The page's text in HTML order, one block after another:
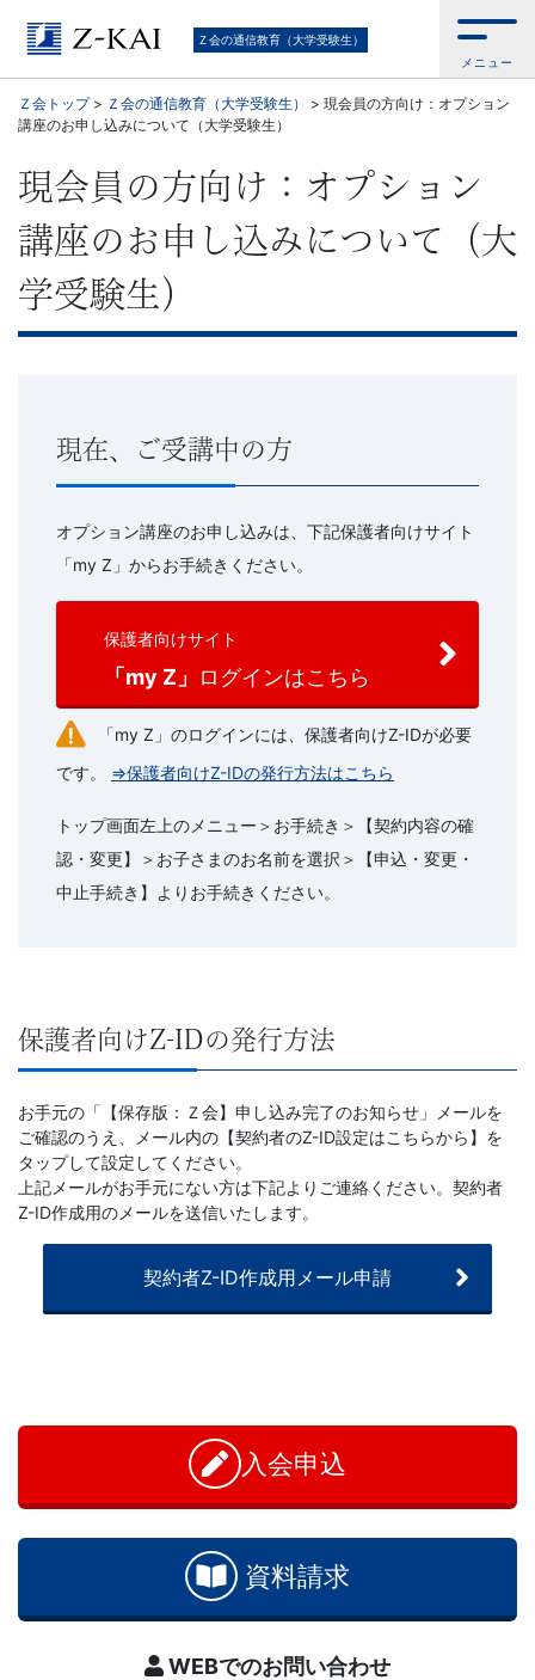
Ｚ
会
の
通
信
教
（大
高
3
生・
高
の
座
Ｚ会の通信教育（大学受験生）
メニュー
Ｚ会トップ> Ｚ会の通信教育（大学受験生） > 現会員の方向け：オプション
講座のお申し込みについて（大学受験生）
現会員の方向け：オプション
講座のお申し込みについて（大
学受験生）
現在、ご受講中の方
オプション講座のお申し込みは、下記保護者向けサイト
「my Z」からお手続きください。
保護者向けサイト
「my Z」 ログインはこちら
「my Z」のログインには、保護者向けZ-IDが必要
です。 ⇒保護者向けZ-IDの発行方法はこちら
トップ画面左上のメニュー＞お手続き＞【契約内容の確
認・変更】＞お子さまのお名前を選択＞【申込・変更・
中止手続き】よりお手続きください。
保護者向けZ-IDの発行方法
お手元の「【保存版：Ｚ会】申し込み完了のお知らせ」メールを
ご確認のうえ、メール内の【契約者のZ-ID設定はこちらから】を
タップして設定してください。
上記メールがお手元にない方は下記よりご連絡ください。契約者
Z-ID作成用のメールを送信いたします。
契約者Z-ID作成用メール申請
入会申込
資料請求
WEBでのお問い合わせ